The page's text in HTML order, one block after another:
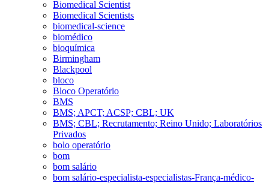
Biomedical Scientist
Biomedical Scientists
biomedical-science
biomédico
bioquímica
Birmingham
Blackpool
bloco
Bloco Operatório
BMS
BMS; APCT; ACSP; CBL; UK
BMS; CBL; Recrutamento; Reino Unido; Laboratórios
Privados
bolo operatório
bom
bom salário
bom salário-especialista-especialistas-França-médico-